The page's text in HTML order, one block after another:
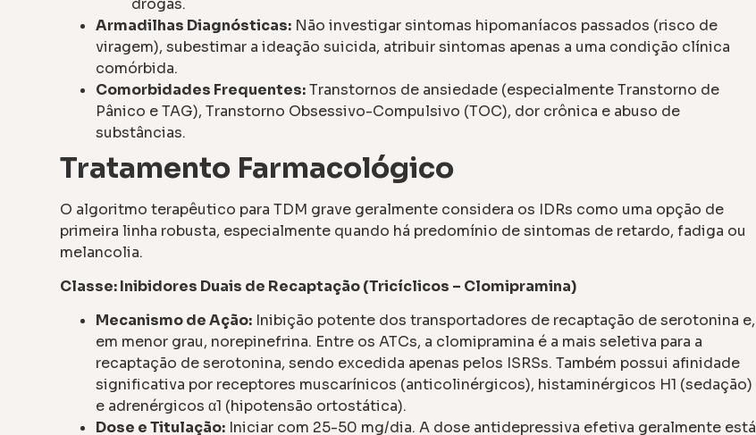
Armadilhas Diagnósticas: Não investigar sintomas hipomaníacos passados (risco de
viragem), subestimar a ideação suicida, atribuir sintomas apenas a uma condição clínica
comórbida.
Comorbidades Frequentes:Transtornos de ansiedade (especialmente Transtorno de
Pânico e TAG), Transtorno Obsessivo-Compulsivo (TOC), dor crônica e abuso de
substâncias.
Tratamento Farmacológico
O algoritmo terapêutico para TDM grave geralmente considera os IDRs como uma opção de
primeira linha robusta, especialmente quando há predomínio de sintomas de retardo, fadiga ou
melancolia.
Classe: Inibidores Duais de Recaptação (Tricíclicos – Clomipramina)
Mecanismo de Ação: Inibição potente dos transportadores de recaptação de serotonina e,
em menor grau, norepinefrina. Entre os ATCs, a clomipramina é a mais seletiva para a
recaptação de serotonina, sendo excedida apenas pelos ISRSs. Também possui afinidade
significativa por receptores muscarínicos (anticolinérgicos), histaminérgicos H1 (sedação)
e adrenérgicos α1 (hipotensão ortostática).
Dose e Titulação: Iniciar com 25-50 mg/dia. A dose antidepressiva efetiva geralmente está